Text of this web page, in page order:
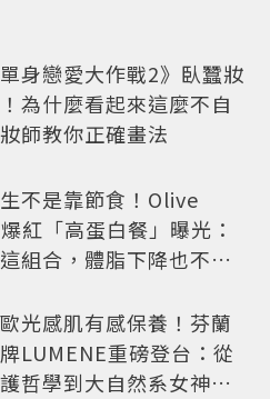
單身戀愛大作戰2》臥蠶妝
為什麼看起來這麼不自
師教你正確畫法
不是靠節食！Olive
紅「高蛋白餐」曝光：
組合，體脂下降也不怕
光感肌有感保養！芬蘭
LUMENE重磅登台：從
哲學到大自然系女神莫